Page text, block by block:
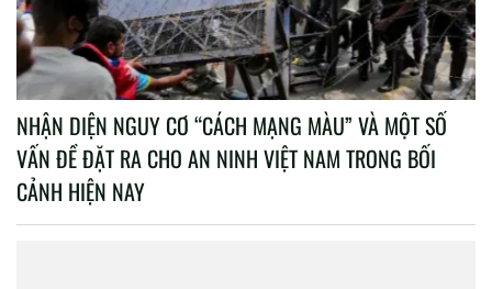
NHẬN DIỆN NGUY CƠ “CÁCH MẠNG MÀU” VÀ MỘT SỐ
VẤN ĐỀ ĐẶT RA CHO AN NINH VIỆT NAM TRONG BỐI
CẢNH HIỆN NAY